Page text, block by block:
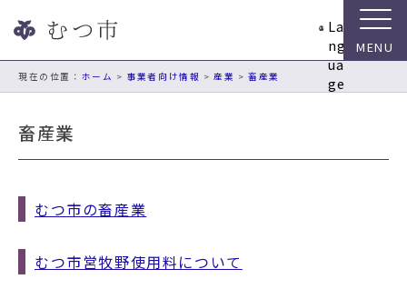
ビ
シ
La
ng
ua
ge
現在の位置： ホーム > 事業者向け情報 >産業 >畜産業
畜産業
むつ市の畜産業
むつ市営牧野使用料について